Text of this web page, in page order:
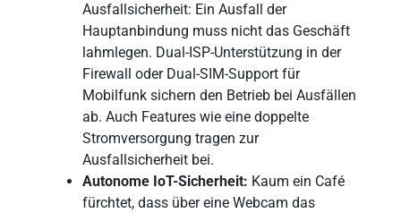
Ausfallsicherheit: Ein Ausfall der
Hauptanbindung muss nicht das Geschäft
lahmlegen. Dual-ISP-Unterstützung in der
Firewall oder Dual-SIM-Support für
Mobilfunk sichern den Betrieb bei Ausfällen
ab. Auch Features wie eine doppelte
Stromversorgung tragen zur
Ausfallsicherheit bei.
Autonome IoT-Sicherheit: Kaum ein Café
fürchtet, dass über eine Webcam das